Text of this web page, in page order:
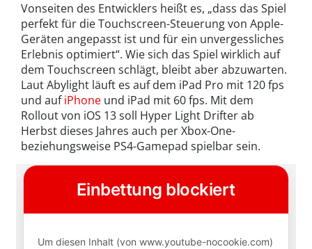
Vonseiten des Entwicklers heißt es, „dass das Spiel
perfekt für die Touchscreen-Steuerung von Apple-
Geräten angepasst ist und für ein unvergessliches
Erlebnis optimiert“. Wie sich das Spiel wirklich auf
dem Touchscreen schlägt, bleibt aber abzuwarten.
Laut Abylight läuft es auf dem iPad Pro mit 120 fps
und aufiPhone und iPad mit 60 fps. Mit dem
Rollout von iOS 13 soll Hyper Light Drifter ab
Herbst dieses Jahres auch per Xbox-One-
beziehungsweise PS4-Gamepad spielbar sein.